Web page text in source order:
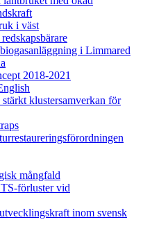
i väst
i Limmared
2018-2021
klustersamverkan för
mångfald
förluster vid
inom svensk